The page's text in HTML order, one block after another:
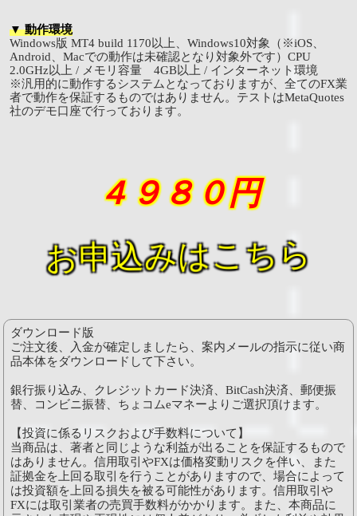
▼ 動作環境
Windows版 MT4 build 1170以上、Windows10対象（※iOS、
Android、Macでの動作は未確認となり対象外です）CPU
2.0GHz以上 / メモリ容量 4GB以上 / インターネット環境
※汎用的に動作するシステムとなっておりますが、全てのFX業
者で動作を保証するものではありません。テストはMetaQuotes
社のデモ口座で行っております。
４９８０円
お申込みはこちら
ダウンロード版
ご注文後、入金が確定しましたら、案内メールの指示に従い商
品本体をダウンロードして下さい。
銀行振り込み、クレジットカード決済、BitCash決済、郵便振
替、コンビニ振替、ちょコムeマネーよりご選択頂けます。
【投資に係るリスクおよび手数料について】
当商品は、著者と同じような利益が出ることを保証するもので
はありません。信用取引やFXは価格変動リスクを伴い、また
証拠金を上回る取引を行うことがありますので、場合によって
は投資額を上回る損失を被る可能性があります。信用取引や
FXには取引業者の売買手数料がかかります。また、本商品に